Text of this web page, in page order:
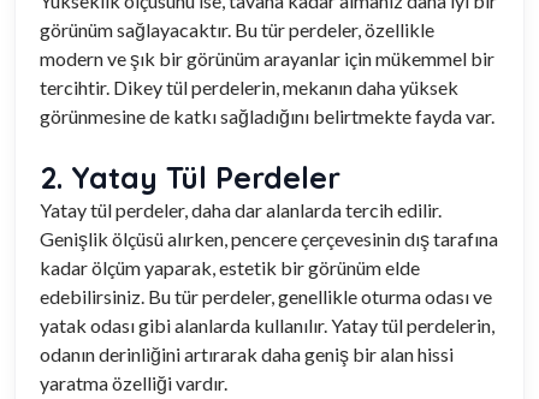
görünüm sağlayacaktır. Bu tür perdeler, özellikle
modern ve şık bir görünüm arayanlar için mükemmel bir
tercihtir. Dikey tül perdelerin, mekanın daha yüksek
görünmesine de katkı sağladığını belirtmekte fayda var.
2. Yatay Tül Perdeler
Yatay tül perdeler, daha dar alanlarda tercih edilir.
Genişlik ölçüsü alırken, pencere çerçevesinin dış tarafına
kadar ölçüm yaparak, estetik bir görünüm elde
edebilirsiniz. Bu tür perdeler, genellikle oturma odası ve
yatak odası gibi alanlarda kullanılır. Yatay tül perdelerin,
odanın derinliğini artırarak daha geniş bir alan hissi
yaratma özelliği vardır.